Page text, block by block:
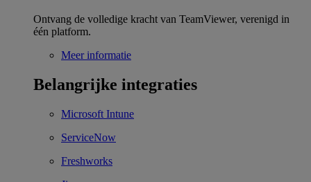
Ontvang de volledige kracht van TeamViewer, verenigd in
één platform.
Meer informatie
Belangrijke integraties
Microsoft Intune
ServiceNow
Freshworks